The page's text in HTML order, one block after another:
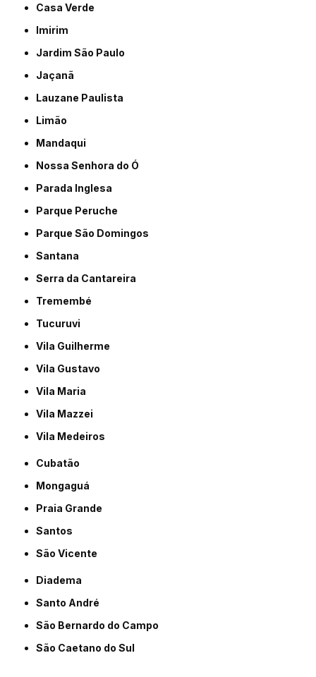
Casa Verde
Imirim
Jardim São Paulo
Jaçanã
Lauzane Paulista
Limão
Mandaqui
Nossa Senhora do Ó
Parada Inglesa
Parque Peruche
Parque São Domingos
Santana
Serra da Cantareira
Tremembé
Tucuruvi
Vila Guilherme
Vila Gustavo
Vila Maria
Vila Mazzei
Vila Medeiros
Cubatão
Mongaguá
Praia Grande
Santos
São Vicente
Diadema
Santo André
São Bernardo do Campo
São Caetano do Sul